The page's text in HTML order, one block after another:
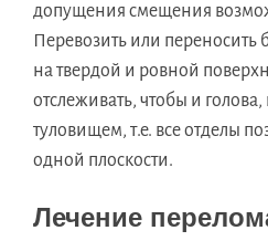
допущения смещения
Перевозить или переносить
на твердой и ровной
отслеживать, чтобы и
туловищем, т.е. все отделы
одной плоскости.
Лечение